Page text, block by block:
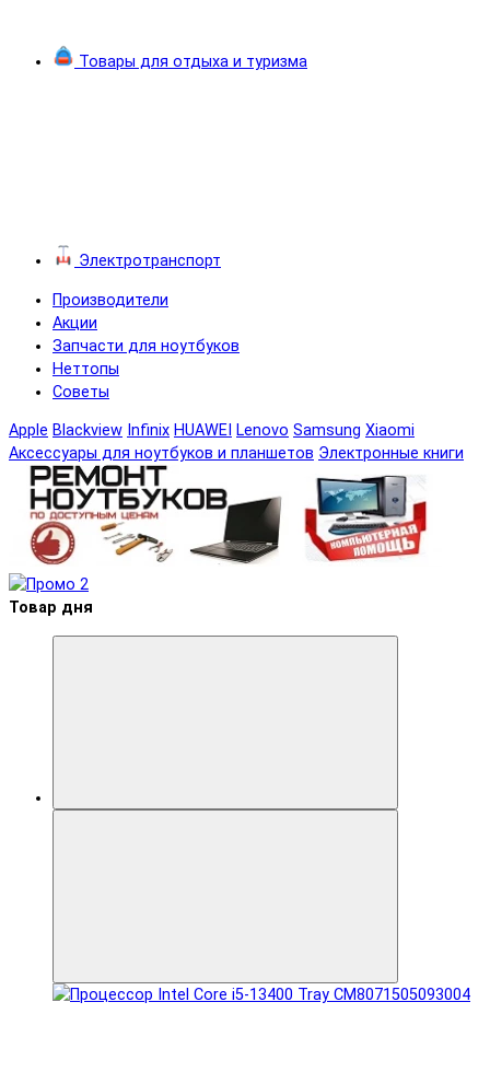
Товары для отдыха и туризма
Электротранспорт
Производители
Акции
Запчасти для ноутбуков
Неттопы
Советы
Apple Blackview Infinix HUAWEI Lenovo Samsung Xiaomi
Аксессуары для ноутбуков и планшетов Электронные книги
Товар дня